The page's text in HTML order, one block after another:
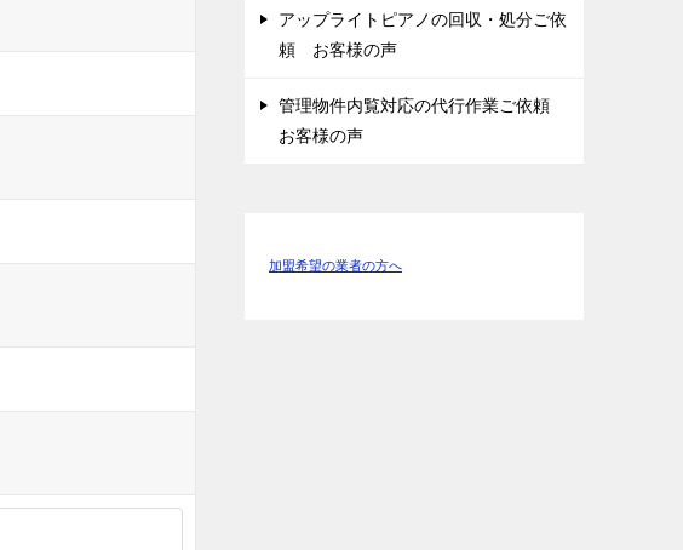
アップライトピアノの回収・処分ご依
頼 お客様の声
管理物件内覧対応の代行作業ご依頼
お客様の声
加盟希望の業者の方へ